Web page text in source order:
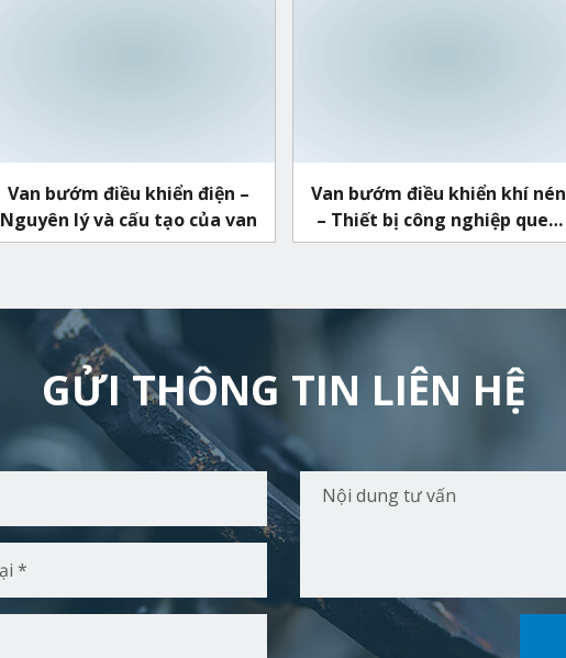
Van bướm điều khiển điện –
Nguyên lý và cấu tạo của van
Van bướm điều khiển khí nén
– Thiết bị công nghiệp quen
thuộc
GỬI THÔNG TIN LIÊN HỆ